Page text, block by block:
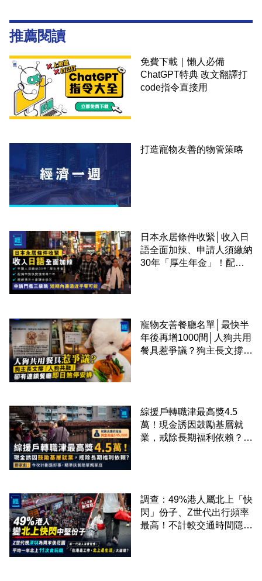
推薦閱讀
免費下載｜懶人必備
ChatGPT特典 改文翻譯打
code指令直接用
打造寵物友善的物管策略
日本永居條件收緊│收入日
語全面加辣、申請人須繳納
30年「厚生年金」！配偶
寵物友善餐廳名單│最快半
年後再增1000間│人狗共用
餐具惹爭議？狗主長文撐
綜援戶轉職津最高獎4.5
萬！現金誘因鼓勵基層就
業，戒除長期福利依賴？鄧
調查：49%港人屬北上「快
閃」份子、Z世代出行頻率
最高！不計較交通時間隱形